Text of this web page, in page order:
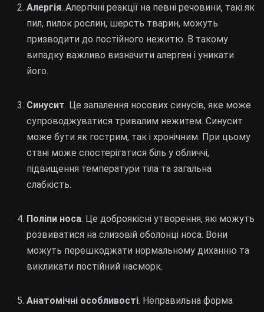
Алергія. Алергічні реакції на певні речовини, такі як
пил, пилок рослин, шерсть тварин, можуть
призводити до постійного нежитю. В такому
випадку важливо визначити алерген і уникати
його.
Синусит. Це запалення носових синусів, яке може
супроводжуватися тривалим нежитем. Синусит
може бути як гострим, так і хронічним. При цьому
стані може спостерігатися біль у обличчі,
підвищення температури тіла та загальна
слабкість.
Поліпи носа. Це доброякісні утворення, які можуть
розвиватися на слизовій оболонці носа. Вони
можуть перешкоджати нормальному диханню та
викликати постійний насморк.
Анатомічні особливості. Неправильна форма